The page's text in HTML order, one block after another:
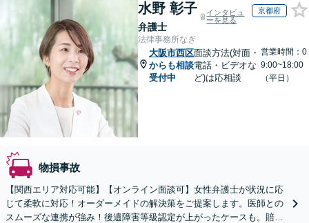
水野 彰子
弁護士
インタビュ
ーを見る
京都府
法律事務所なぎ
大阪市西区
からも相談
受付中
面談方法(対面・
電話・ビデオな
ど)は応相談
営業時間：0
9:00~18:00
（平日）
物損事故
【関西エリア対応可能】【オンライン面談可】女性弁護士が状況に応
じて柔軟に対応！オーダーメイドの解決策をご提案します。医師との
スムーズな連携が強み！後遺障害等級認定が上がったケースも。賠償